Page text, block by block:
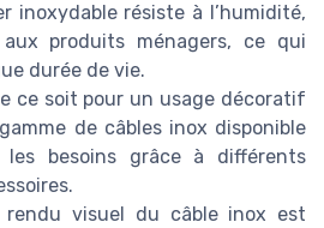
inoxydable résiste à l’humidité,
produits ménagers, ce qui
durée de vie.
ce soit pour un usage décoratif
de câbles inox disponible
les besoins grâce à différents
rendu visuel du câble inox est